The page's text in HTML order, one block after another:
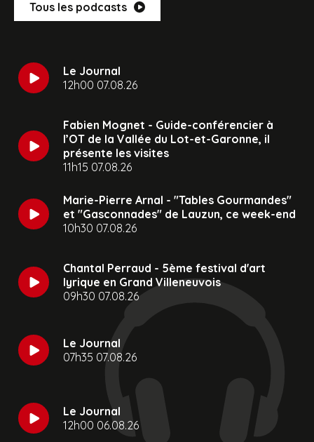
Tous les podcasts
Le Journal
12h00 07.08.26
Fabien Mognet - Guide-conférencier à
l’OT de la Vallée du Lot-et-Garonne, il
présente les visites
11h15 07.08.26
Marie-Pierre Arnal - "Tables Gourmandes"
et "Gasconnades" de Lauzun, ce week-end
10h30 07.08.26
Chantal Perraud - 5ème festival d'art
lyrique en Grand Villeneuvois
09h30 07.08.26
Le Journal
07h35 07.08.26
Le Journal
12h00 06.08.26